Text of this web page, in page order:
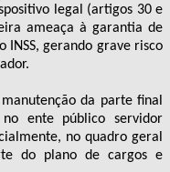
legal (artigos 30 e
ameaça à garantia de
gerando grave risco
da parte final
ente público servidor
no quadro geral
do plano de cargos e